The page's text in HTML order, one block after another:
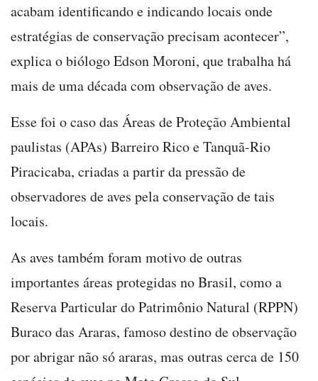
acabam identificando e indicando locais onde
estratégias de conservação precisam acontecer”,
explica o biólogo Edson Moroni, que trabalha há
mais de uma década com observação de aves.
Esse foi o caso das Áreas de Proteção Ambiental
paulistas (APAs) Barreiro Rico e Tanquã-Rio
Piracicaba, criadas a partir da pressão de
observadores de aves pela conservação de tais
locais.
As aves também foram motivo de outras
importantes áreas protegidas no Brasil, como a
Reserva Particular do Patrimônio Natural (RPPN)
Buraco das Araras, famoso destino de observação
por abrigar não só araras, mas outras cerca de 150